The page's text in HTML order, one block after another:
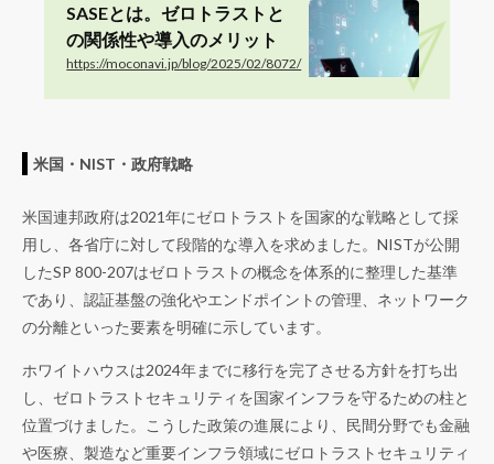
SASEとは。ゼロトラストと
の関係性や導入のメリット
https://moconavi.jp/blog/2025/02/8072/
米国・NIST・政府戦略
米国連邦政府は2021年にゼロトラストを国家的な戦略として採
用し、各省庁に対して段階的な導入を求めました。NISTが公開
したSP 800-207はゼロトラストの概念を体系的に整理した基準
であり、認証基盤の強化やエンドポイントの管理、ネットワーク
の分離といった要素を明確に示しています。
ホワイトハウスは2024年までに移行を完了させる方針を打ち出
し、ゼロトラストセキュリティを国家インフラを守るための柱と
位置づけました。こうした政策の進展により、民間分野でも金融
や医療、製造など重要インフラ領域にゼロトラストセキュリティ